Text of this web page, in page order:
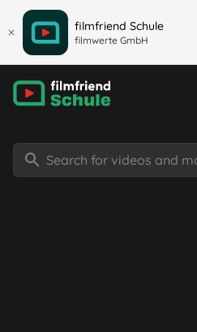
filmfriend Schule
filmwerte GmbH